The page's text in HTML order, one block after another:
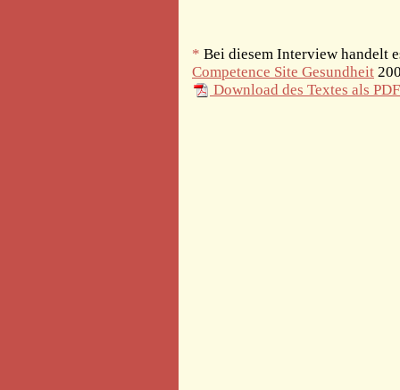
* Bei diesem Interview handelt
Competence Site Gesundheit
Download des Textes als PDF